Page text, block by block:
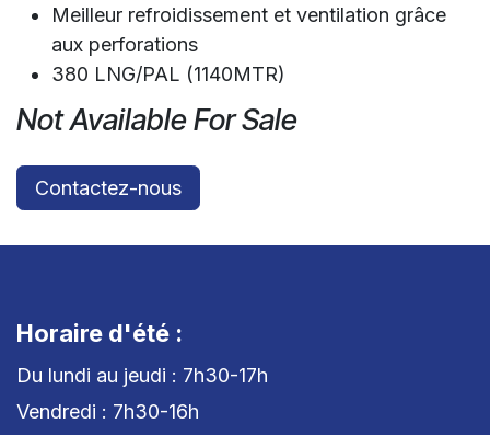
Meilleur refroidissement et ventilation grâce
aux perforations
380 LNG/PAL (1140MTR)
Not Available For Sale
Contactez-nous
Horaire d'été :
Du lundi au jeudi : 7h30-17h
Vendredi : 7h30-16h